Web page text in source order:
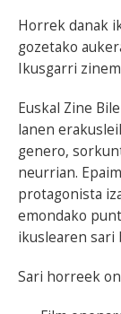
Horrek danak
gozetako
Ikusgarri
Euskal Zine
lanen
genero,
neurrian.
protagonista
emondako
ikuslearen sari
Sari horreek